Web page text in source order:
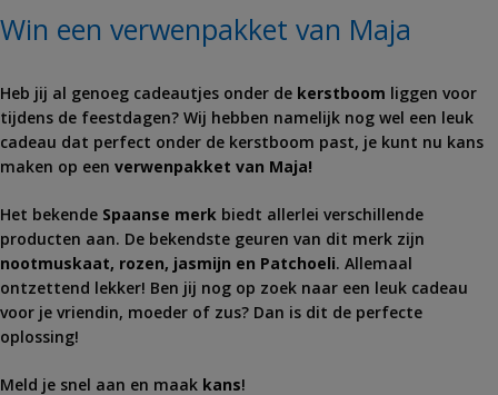
Win een verwenpakket van Maja
Heb jij al genoeg cadeautjes onder de kerstboom liggen voor
tijdens de feestdagen? Wij hebben namelijk nog wel een leuk
cadeau dat perfect onder de kerstboom past, je kunt nu kans
maken op een verwenpakket van Maja!
Het bekende Spaanse merk biedt allerlei verschillende
producten aan. De bekendste geuren van dit merk zijn
nootmuskaat, rozen, jasmijn en Patchoeli. Allemaal
ontzettend lekker! Ben jij nog op zoek naar een leuk cadeau
voor je vriendin, moeder of zus? Dan is dit de perfecte
oplossing!
Meld je snel aan en maak kans!